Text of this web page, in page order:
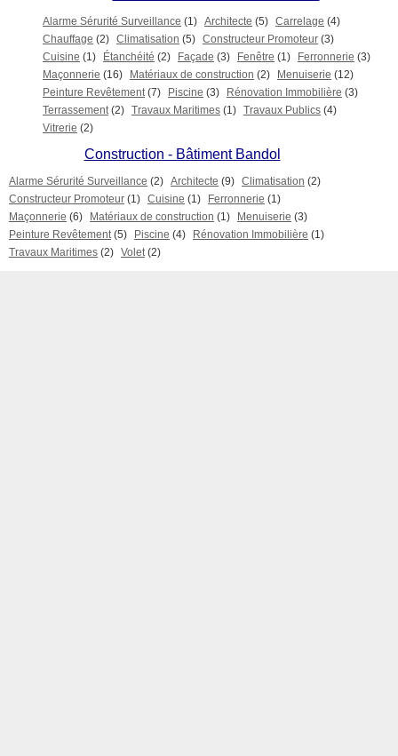
Alarme Sérurité Surveillance (1) Architecte (5) Carrelage (4)
Chauffage (2) Climatisation (5) Constructeur Promoteur (3)
Cuisine (1) Étanchéité (2) Façade (3) Fenêtre (1) Ferronnerie (3)
Maçonnerie (16) Matériaux de construction (2) Menuiserie (12)
Peinture Revêtement (7) Piscine (3) Rénovation Immobilière (3)
Terrassement (2) Travaux Maritimes (1) Travaux Publics (4)
Vitrerie (2)
Construction - Bâtiment Bandol
Alarme Sérurité Surveillance (2) Architecte (9) Climatisation (2)
Constructeur Promoteur (1) Cuisine (1) Ferronnerie (1)
Maçonnerie (6) Matériaux de construction (1) Menuiserie (3)
Peinture Revêtement (5) Piscine (4) Rénovation Immobilière (1)
Travaux Maritimes (2) Volet (2)